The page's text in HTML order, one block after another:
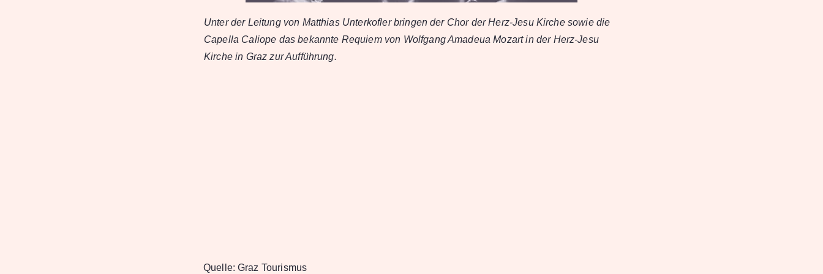
Unter der Leitung von Matthias Unterkofler bringen der Chor der Herz-Jesu Kirche sowie die
Capella Caliope das bekannte Requiem von Wolfgang Amadeua Mozart in der Herz-Jesu
Kirche in Graz zur Aufführung.
Quelle: Graz Tourismus